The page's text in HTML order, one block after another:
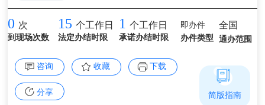
0 次
到现场次数
15 个工作日
法定办结时限
1 个工作日
承诺办结时限
即办件
办件类型
全国
通办范围
咨询 收藏 下载
分享 简版指南